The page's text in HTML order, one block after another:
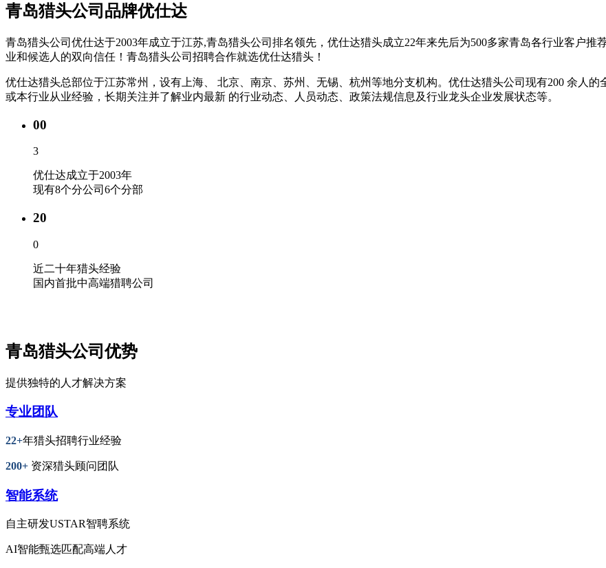
青岛猎头公司品牌优仕达
青岛猎头公司优仕达于2003年成立于江苏,青岛猎头公司排名领先，优仕达猎头成立22年来先后为500多家青岛各行业客户
业和候选人的双向信任！青岛猎头公司招聘合作就选优仕达猎头！
优仕达猎头总部位于江苏常州，设有上海、 北京、南京、苏州、无锡、杭州等地分支机构。优仕达猎头公司现有200 余人
或本行业从业经验，长期关注并了解业内最新 的行业动态、人员动态、政策法规信息及行业龙头企业发展状态等。
00
3
优仕达成立于2003年
现有8个分公司6个分部
20
0
近二十年猎头经验
国内首批中高端猎聘公司
青岛猎头公司优势
提供独特的人才解决方案
专业团队
22+年猎头招聘行业经验
200+ 资深猎头顾问团队
智能系统
自主研发USTAR智聘系统
AI智能甄选匹配高端人才